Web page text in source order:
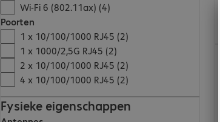
Wi-Fi 6 (802.11ax) (4)
Poorten
1 x 10/100/1000 RJ45 (2)
1 x 1000/2,5G RJ45 (2)
2 x 10/100/1000 RJ45 (2)
4 x 10/100/1000 RJ45 (2)
Fysieke eigenschappen